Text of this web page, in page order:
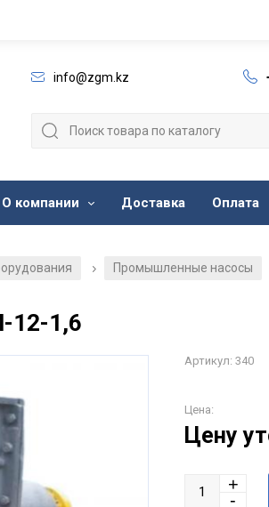
info@zgm.kz
О компании Доставка Оплата
/ Промышленные насосы
12-1,6
Артикул: 340
Цена:
Цену